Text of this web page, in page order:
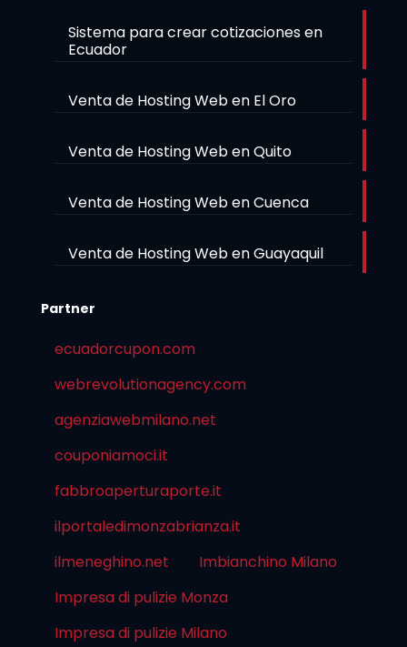
Sistema para crear cotizaciones en
Ecuador
Venta de Hosting Web en El Oro
Venta de Hosting Web en Quito
Venta de Hosting Web en Cuenca
Venta de Hosting Web en Guayaquil
Partner
ecuadorcupon.com
webrevolutionagency.com
agenziawebmilano.net
couponiamoci.it
fabbroaperturaporte.it
ilportaledimonzabrianza.it
ilmeneghino.net
Imbianchino Milano
Impresa di pulizie Monza
Impresa di pulizie Milano